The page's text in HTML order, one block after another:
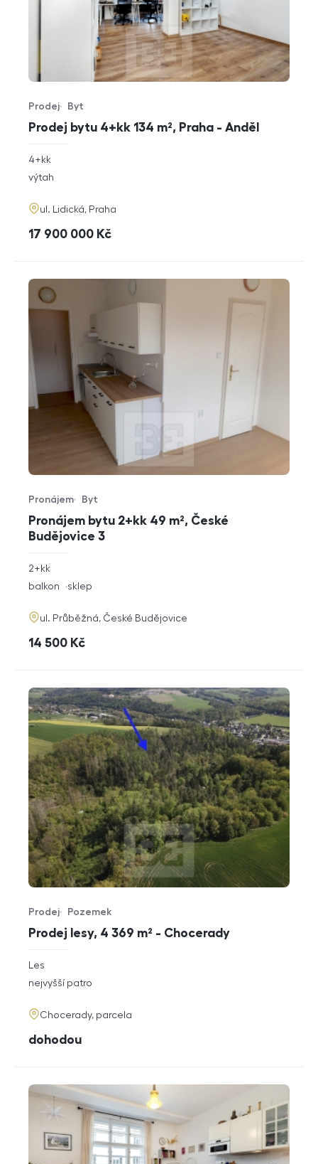
Prodej bytu 4+kk 134 m², Praha - Anděl
Typ nabídky
Prodej
Typ nemovitosti
Byt
rozměry
dispozice
4+kk
funkce
výtah
adresa
ul. Lidická, Praha
cena
17 900 000 Kč
Pronájem bytu 2+kk 49 m², České
Budějovice 3
Typ nabídky
Pronájem
Typ nemovitosti
Byt
rozměry
dispozice
2+kk
funkce
balkon sklep
adresa
ul. Průběžná, České Budějovice
cena
14 500 Kč
Prodej lesy, 4 369 m² - Chocerady
Typ nabídky
Prodej
Typ nemovitosti
Pozemek
rozměry
dispozice
Les
funkce
nejvyšší patro
adresa
Chocerady, parcela
cena
dohodou